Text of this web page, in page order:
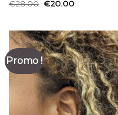
€28.00 €20.00
Promo !